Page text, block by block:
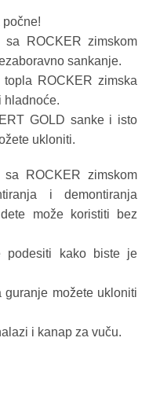
sa ROCKER zimskom
sankanje.
ROCKER zimska
hladnoće.
GOLD sanke i isto
ukloniti.
ROCKER zimskom
i demontiranja
može koristiti bez
podesiti kako biste je
možete ukloniti
i kanap za vuču.